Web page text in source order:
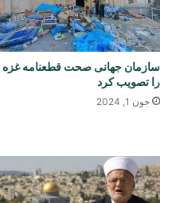
سازمان جهانی صحت قطعنامه غزه
را تصویب کرد
جون 1, 2024